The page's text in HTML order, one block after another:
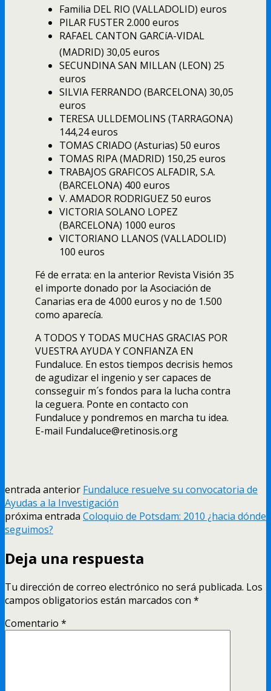
Familia DEL RIO (VALLADOLID) euros
PILAR FUSTER 2.000 euros
RAFAEL CANTON GARCíA-VIDAL
(MADRID) 30,05 euros
SECUNDINA SAN MILLAN (LEON) 25
euros
SILVIA FERRANDO (BARCELONA) 30,05
euros
TERESA ULLDEMOLINS (TARRAGONA)
144,24 euros
TOMAS CRIADO (Asturias) 50 euros
TOMAS RIPA (MADRID) 150,25 euros
TRABAJOS GRAFICOS ALFADIR, S.A.
(BARCELONA) 400 euros
V. AMADOR RODRIGUEZ 50 euros
VICTORIA SOLANO LOPEZ
(BARCELONA) 1000 euros
VICTORIANO LLANOS (VALLADOLID)
100 euros
Fé de errata: en la anterior Revista Visión 35
el importe donado por la Asociación de
Canarias era de 4.000 euros y no de 1.500
como aparecí­a.
A TODOS Y TODAS MUCHAS GRACIAS POR
VUESTRA AYUDA Y CONFIANZA EN
Fundaluce. En estos tiempos decrisis hemos
de agudizar el ingenio y ser capaces de
consseguir m´s fondos para la lucha contra
la ceguera. Ponte en contacto con
Fundaluce y pondremos en marcha tu idea.
E-mail Fundaluce@retinosis.org
entrada anterior Fundaluce resuelve su convocatoria de
Ayudas a la Investigación
próxima entrada Coloquio de Potsdam: 2010 ¿hacia dónde
seguimos?
Deja una respuesta
Tu dirección de correo electrónico no será publicada. Los
campos obligatorios están marcados con *
Comentario *